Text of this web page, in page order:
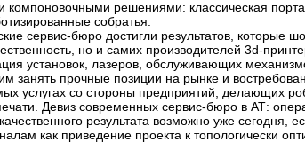
компоновочными решениями: классическая
собратья.
сервис-бюро достигли результатов, которые
но и самих производителей 3d-
установок, лазеров, обслуживающих
занять прочные позиции на рынке и
услугах со стороны предприятий, делающих
Девиз современных сервис-бюро в АТ:
результата возможно уже сегодня,
как приведение проекта к топологически